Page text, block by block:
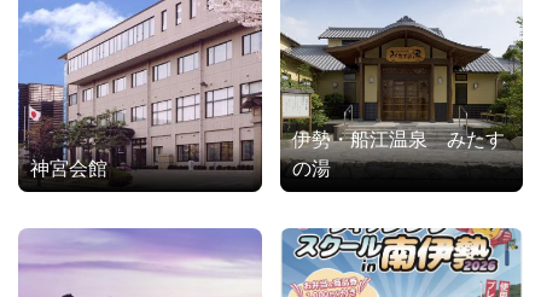
神宮会館
伊勢・船江温泉 みたす
の湯